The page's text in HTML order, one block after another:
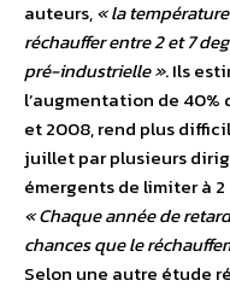
auteurs,« la
réchauffer entre 2 et 7
pré-industrielle ». Ils
l’augmentation de 40%
et 2008, rend plus
juillet par plusieurs
émergents de limiter à
« Chaque année de
chances que le
Selon une autre étude